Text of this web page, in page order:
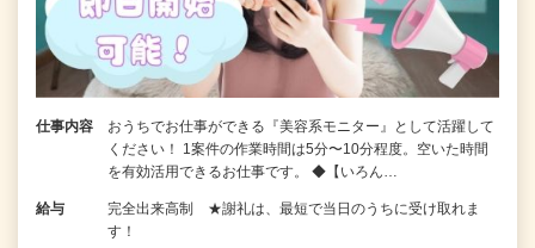
仕事内容
おうちでお仕事ができる『美容系モニター』として活躍して
ください！ 1案件の作業時間は5分〜10分程度。空いた時間
を有効活用できるお仕事です。 ◆【いろん…
給与
完全出来高制 ★謝礼は、最短で当日のうちに受け取れま
す！